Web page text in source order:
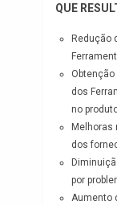
QUE
Redução
dos
no
Melhoras
dos
por
Aumento